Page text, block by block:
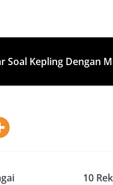
Soal Kepling Dengan
10